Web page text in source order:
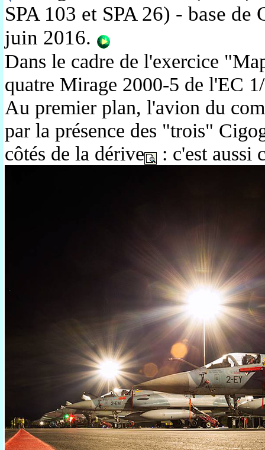
SPA 103 et SPA 26) - base
juin 2016.
Dans le cadre de l'exercice
quatre Mirage 2000-5 de l'EC
Au premier plan, l'avion du
par la présence des "trois"
côtés de la dérive
: c'est aussi